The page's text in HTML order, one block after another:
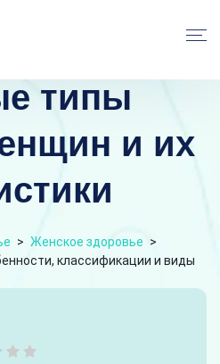
типы
и их
> Женское здоровье >
классификации и виды